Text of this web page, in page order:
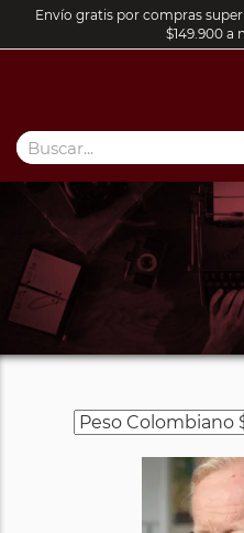
Envío gratis por compras
$149.900 a